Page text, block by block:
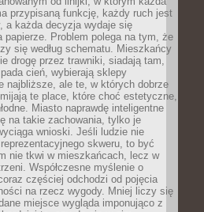
przypisaną funkcję, każdy ruch jest
a każda decyzja wydaje się
papierze. Problem polega na tym, że
się według schematu. Mieszkańcy
drogę przez trawniki, siadają tam,
cień, wybierają sklepy
najbliższe, ale te, w których dobrze
te place, które choć estetyczne,
Miasto naprawdę inteligentne
na takie zachowania, tylko je
wnioski. Jeśli ludzie nie
skweru, to być
nie tkwi w mieszkańcach, lecz w
Współczesne myślenie o
częściej odchodzi od pojęcia
na rzecz wygody. Mniej liczy się
miejsce wygląda imponująco z